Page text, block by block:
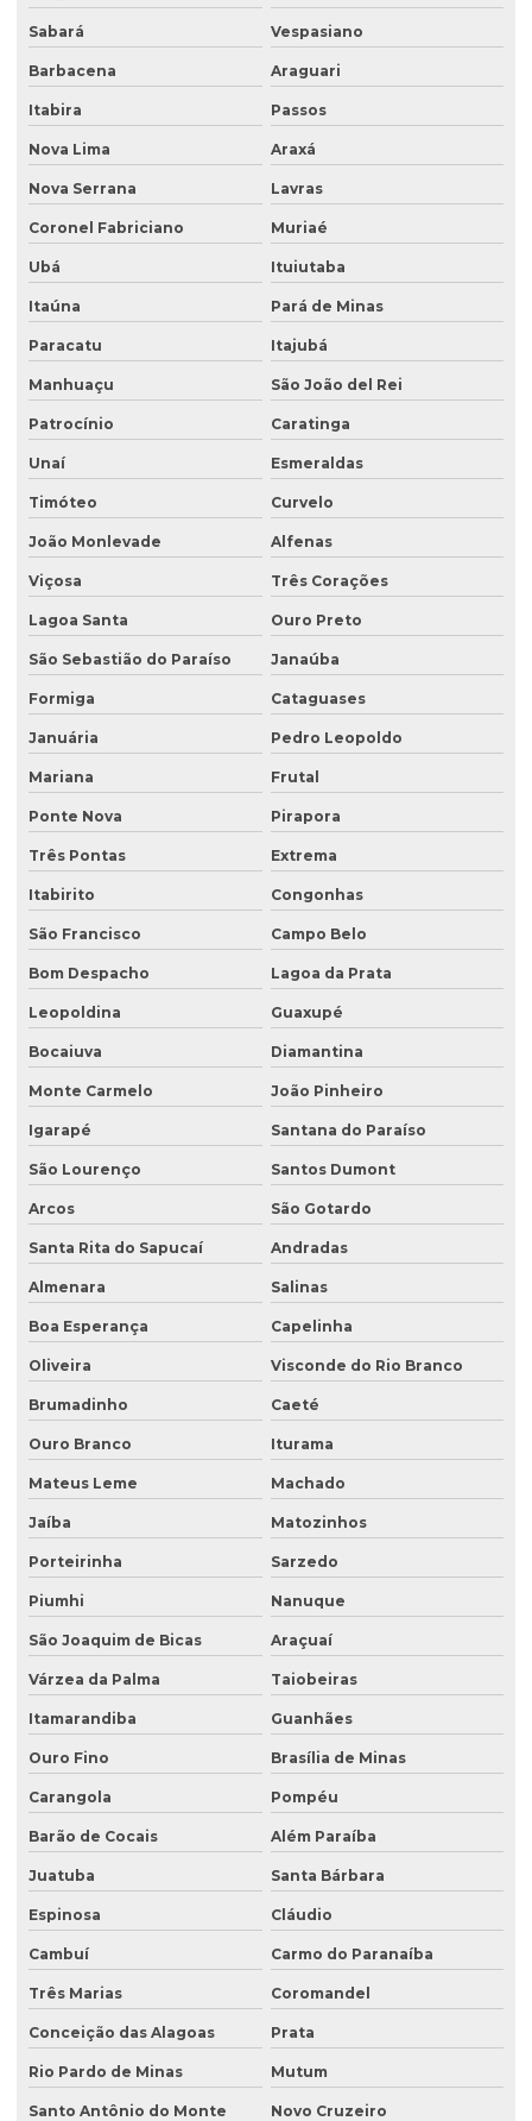
Empresa de ensaio de permeabilidade do solo
Empresa de ensaios de solos
Empresa especialista em sondagens de solo
Empresa especializada em consultoria ambiental
Empresa que faz análise de água
Empresa que faz análise de solo
Empresa de retirada de tanque subterrâneo
Empresa de retirada de tanques
Empresa de sondagem ambiental
Empresa sondagem de solo
Empresas de consultoria ambiental
Empresas de consultoria meio ambiente
Empresas que fazem análise de água
Ensaio percolação do solo
Ensaio triaxial de solos
Escritório de consultoria ambiental
Estudo hidrogeológico
Estudo hidrológico
Estudo hidrológico para outorga
Estudo hidrológico para pontes
Estudo de passivo ambiental
Exploração de águas subterrâneas
Gerenciamento de efluentes
Instalação de tanques de combustíveis subterrâneos
Investigação ambiental
Investigação ambiental confirmatória
Investigação ambiental detalhada
Investigação ambiental preliminar
Investigação confirmatória
Investigação confirmatória de passivo ambiental
Investigação detalhada de passivo ambiental
Laboratório de análise de água
Laboratório de análise de efluentes
Laudo hidrogeológico
Laudo de passivo ambiental
Licenciamento ambiental de aterro sanitário
Licenciamento ambiental para atividades agropecuárias
Licenciamento ambiental de atividades rurais
Licenciamento ambiental de barragens
Licenciamento ambiental condomínio residencial
Licenciamento ambiental para construção civil
Licenciamento ambiental para empresas
Licenciamento ambiental de fábricas
Licenciamento ambiental industrial
Sabará Vespasiano
Barbacena Araguari
Itabira Passos
Nova Lima Araxá
Nova Serrana Lavras
Coronel Fabriciano Muriaé
Ubá Ituiutaba
Itaúna Pará de Minas
Paracatu Itajubá
Manhuaçu São João del Rei
Patrocínio Caratinga
Unaí Esmeraldas
Timóteo Curvelo
João Monlevade Alfenas
Viçosa Três Corações
Lagoa Santa Ouro Preto
São Sebastião do Paraíso Janaúba
Formiga Cataguases
Januária Pedro Leopoldo
Mariana Frutal
Ponte Nova Pirapora
Três Pontas Extrema
Itabirito Congonhas
São Francisco Campo Belo
Bom Despacho Lagoa da Prata
Leopoldina Guaxupé
Bocaiuva Diamantina
Monte Carmelo João Pinheiro
Igarapé Santana do Paraíso
São Lourenço Santos Dumont
Arcos São Gotardo
Santa Rita do Sapucaí Andradas
Almenara Salinas
Boa Esperança Capelinha
Oliveira Visconde do Rio Branco
Brumadinho Caeté
Ouro Branco Iturama
Mateus Leme Machado
Jaíba Matozinhos
Porteirinha Sarzedo
Piumhi Nanuque
São Joaquim de Bicas Araçuaí
Várzea da Palma Taiobeiras
Itamarandiba Guanhães
Ouro Fino Brasília de Minas
Carangola Pompéu
Barão de Cocais Além Paraíba
Juatuba Santa Bárbara
Espinosa Cláudio
Cambuí Carmo do Paranaíba
Três Marias Coromandel
Conceição das Alagoas Prata
Rio Pardo de Minas Mutum
Santo Antônio do Monte Novo Cruzeiro